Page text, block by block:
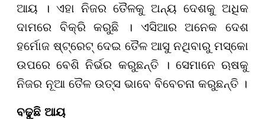
ଆୟ । ଏହା ନିଜର ତୈଳକୁ ଅନ୍ୟ ଦେଶକୁ ଅଧିକ
ଦାମରେ ବିକ୍ରି କରୁଛି । ଏସିଆର ଅନେକ ଦେଶ
ହର୍ମୋଜ ଷ୍ଟ୍ରେଟ୍ ଦେଇ ତୈଳ ଆସୁ ନଥିବାରୁ ମସ୍କୋ
ଉପରେ ବେଶି ନିର୍ଭର କରୁଛନ୍ତି । ସେମାନେ ଋଷକୁ
ନିଜର ନୂଆ ତୈଳ ଉତ୍ସ ଭାବେ ବିବେଚନା କରୁଛନ୍ତି ।
ବଢୁଛି ଆୟ